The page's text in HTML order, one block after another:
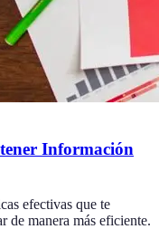
Información
efectivas que te
de manera más eficiente.